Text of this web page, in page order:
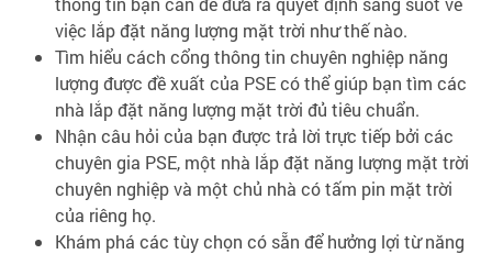
việc lắp đặt năng lượng mặt trời như thế nào.
Tìm hiểu cách cổng thông tin chuyên nghiệp năng
lượng được đề xuất của PSE có thể giúp bạn tìm các
nhà lắp đặt năng lượng mặt trời đủ tiêu chuẩn.
Nhận câu hỏi của bạn được trả lời trực tiếp bởi các
chuyên gia PSE, một nhà lắp đặt năng lượng mặt trời
chuyên nghiệp và một chủ nhà có tấm pin mặt trời
của riêng họ.
Khám phá các tùy chọn có sẵn để hưởng lợi từ năng